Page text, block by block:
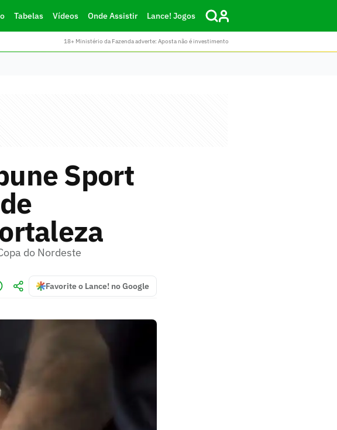
Tabelas Vídeos Onde Assistir Lance! Jogos
18+ Ministério da Fazenda adverte: Aposta não é investimento
Sport
do Nordeste
Favorite o Lance! no Google